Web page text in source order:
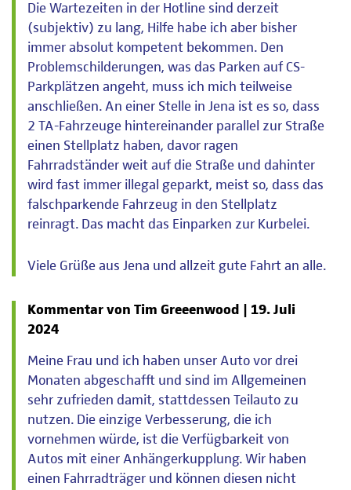
Die Wartezeiten in der Hotline sind derzeit
(subjektiv) zu lang, Hilfe habe ich aber bisher
immer absolut kompetent bekommen. Den
Problemschilderungen, was das Parken auf CS-
Parkplätzen angeht, muss ich mich teilweise
anschließen. An einer Stelle in Jena ist es so, dass
2 TA-Fahrzeuge hintereinander parallel zur Straße
einen Stellplatz haben, davor ragen
Fahrradständer weit auf die Straße und dahinter
wird fast immer illegal geparkt, meist so, dass das
falschparkende Fahrzeug in den Stellplatz
reinragt. Das macht das Einparken zur Kurbelei.
Viele Grüße aus Jena und allzeit gute Fahrt an alle.
Kommentar von Tim Greeenwood | 19. Juli
2024
Meine Frau und ich haben unser Auto vor drei
Monaten abgeschafft und sind im Allgemeinen
sehr zufrieden damit, stattdessen Teilauto zu
nutzen. Die einzige Verbesserung, die ich
vornehmen würde, ist die Verfügbarkeit von
Autos mit einer Anhängerkupplung. Wir haben
einen Fahrradträger und können diesen nicht